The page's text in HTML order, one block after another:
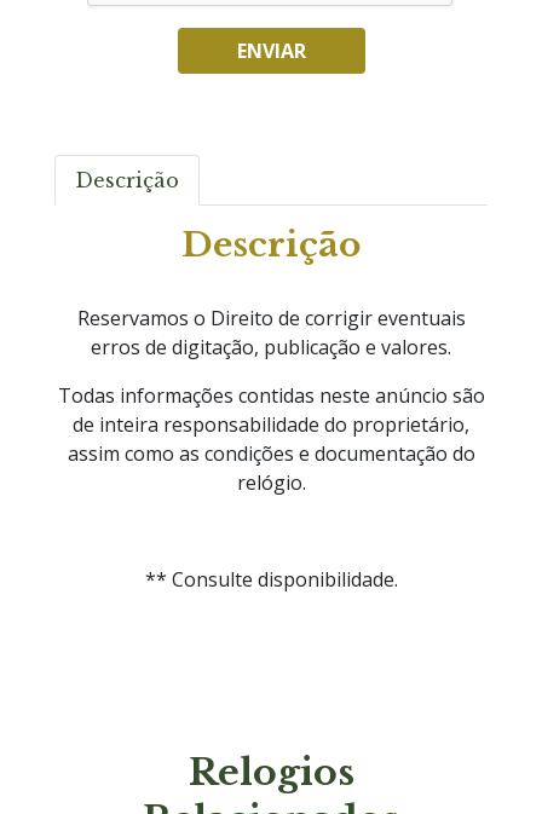
ENVIAR
Descrição
Descrição
Reservamos o Direito de corrigir eventuais
erros de digitação, publicação e valores.
Todas informações contidas neste anúncio são
de inteira responsabilidade do proprietário,
assim como as condições e documentação do
relógio.
** Consulte disponibilidade.
Relogios